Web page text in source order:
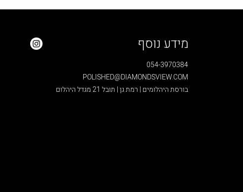
מידע נוסף
054-3970384
POLISHED@DIAMONDSVIEW.COM
בורסת היהלומים | רמת גן | תובל 21 מגדל היהלום